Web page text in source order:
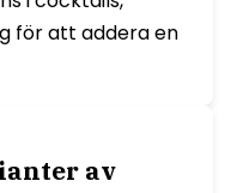
för att addera en
av